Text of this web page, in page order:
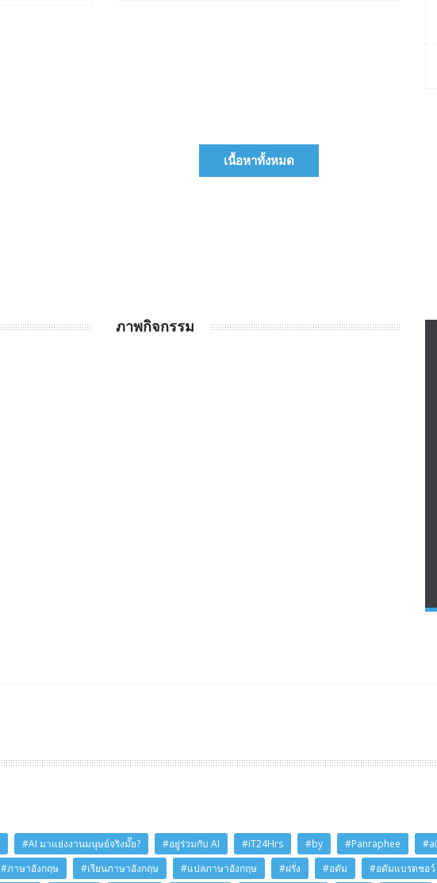
เนื้อหาทั้งหมด
ภาพกิจกรรม
#AI มาแย่งงานมนุษย์จริงมั๊ย? #อยู่ร่วมกับ AI #iT24Hrs #by #Panraphee #ai
#ภาษาอังกฤษ #เรียนภาษาอังกฤษ #แปลภาษาอังกฤษ #ฝรั่ง #อดัม #อดัมแบรดชอว์